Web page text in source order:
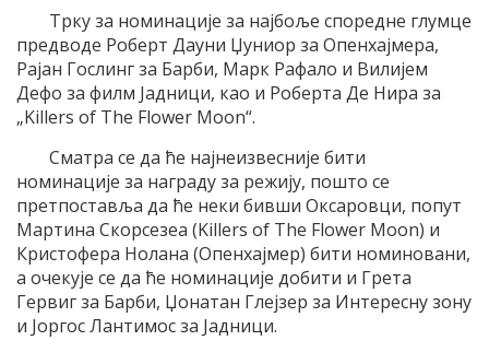
Трку за номинације за најбоље споредне глумце
предводе Роберт Дауни Џуниор за Опенхајмера,
Рајан Гослинг за Барби, Марк Рафало и Вилијем
Дефо за филм Јадници, као и Роберта Де Нира за
„Killers of The Flower Moon“.
Сматра се да ће најнеизвесније бити
номинације за награду за режију, пошто се
претпоставља да ће неки бивши Оксаровци, попут
Мартина Скорсезеа (Killers of The Flower Moon) и
Кристофера Нолана (Опенхајмер) бити номиновани,
а очекује се да ће номинације добити и Грета
Гервиг за Барби, Џонатан Глејзер за Интересну зону
и Јоргос Лантимос за Јадници.